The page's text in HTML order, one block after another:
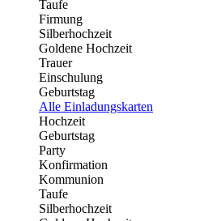
Taufe
Firmung
Silberhochzeit
Goldene Hochzeit
Trauer
Einschulung
Geburtstag
Alle Einladungskarten
Hochzeit
Geburtstag
Party
Konfirmation
Kommunion
Taufe
Silberhochzeit